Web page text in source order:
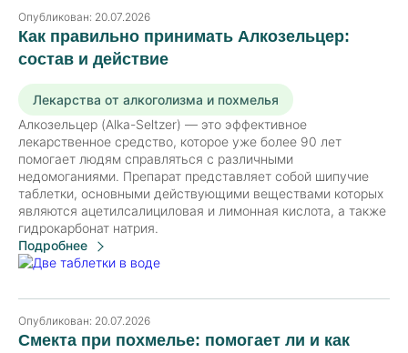
Как правильно принимать Алкозельцер:
состав и действие
Опубликован: 20.07.2026
Лекарства от алкоголизма и похмелья
Алкозельцер (Alka-Seltzer) — это эффективное
лекарственное средство, которое уже более 90 лет
помогает людям справляться с различными
недомоганиями. Препарат представляет собой шипучие
таблетки, основными действующими веществами которых
являются ацетилсалициловая и лимонная кислота, а также
гидрокарбонат натрия.
Подробнее
Смекта при похмелье: помогает ли и как
Опубликован: 20.07.2026